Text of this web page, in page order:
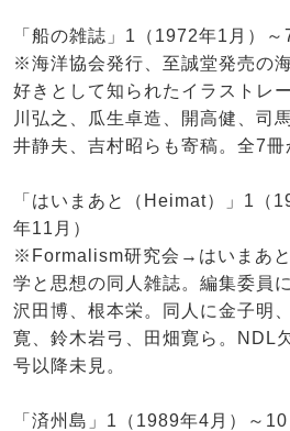
「船の雑誌」1（1972年1月）～
※海洋協会発行、至誠堂発売の
好きとして知られたイラストレ
川弘之、瓜生卓造、開高健、司
井静夫、吉村昭らも寄稿。全7冊
「はいまあと（Heimat）」1（
年11月）
※Formalism研究会→はいまあ
学と思想の同人雑誌。編集委員
沢田博、根本栄。同人に金子明
寛、鈴木岩弓、田畑寛ら。NDL
号以降未見。
「済州島」1（1989年4月）～